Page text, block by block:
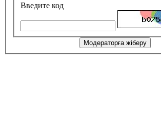
Введите код
Модераторға жіберу